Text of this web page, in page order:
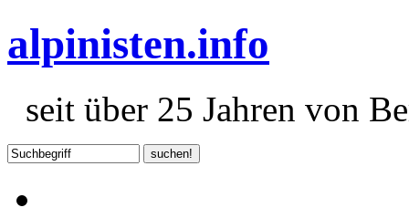
alpinisten.info
seit über 25 Jahren von